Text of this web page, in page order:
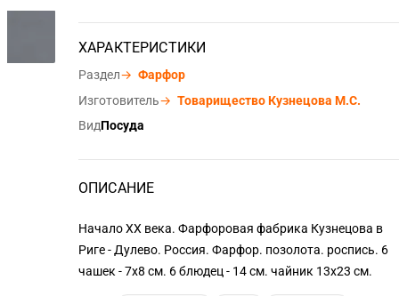
ХАРАКТЕРИСТИКИ
Раздел→ Фарфор
Изготовитель→ Товарищество Кузнецова М.С.
ВидПосуда
ОПИСАНИЕ
Начало XX века. Фарфоровая фабрика Кузнецова в
Риге - Дулево. Россия. Фарфор. позолота. роспись. 6
чашек - 7x8 см. 6 блюдец - 14 см. чайник 13x23 см.